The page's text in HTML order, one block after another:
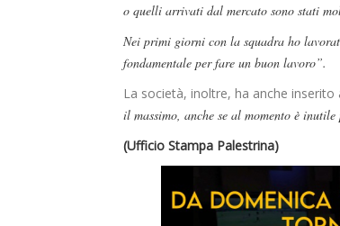
o quelli arrivati dal mercato sono stati
Nei primi giorni con la squadra ho
fondamentale per fare un buon lavoro”.
La società, inoltre, ha anche
il massimo, anche se al momento è
(Ufficio Stampa Palestrina)